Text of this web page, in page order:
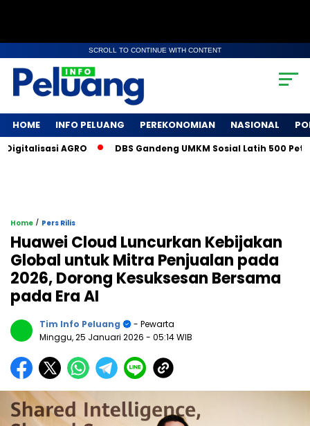
SCROLL TO CONTINUE WITH CONTENT
HOME INFO PELUANG PEREKONOMIAN NASIONAL
AGRO DBS Gandeng UMKM Sosial Latih 500 Petani
Home / Pers Rilis
Huawei Cloud Luncurkan Kebijakan
Global untuk Mitra Penjualan pada
2026, Dorong Kesuksesan Bersama
pada Era AI
Tim Info Peluang
- Pewarta
Minggu, 25 Januari 2026 - 05:14 WIB